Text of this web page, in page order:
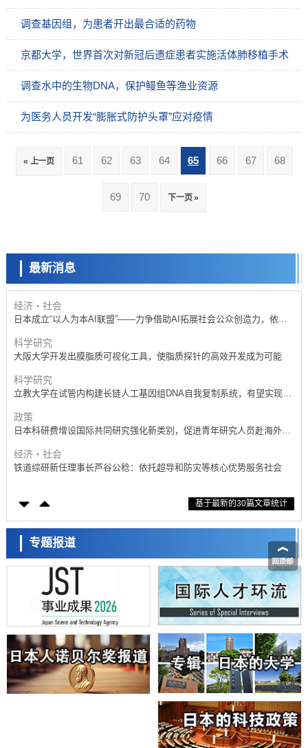
调查基因组，为患者开出最合适的药物
京都大学，世界首次对新冠后遗症患者实施活体肺移植手术
调查水中的生物DNA，保护鳗鱼等渔业资源
为医务人员开发“膨胀式防护头罩”应对疫情
« 上一页 61 62 63 64 65 66 67 68
69 70 下一页 »
最新消息
科学研究
开发出300亿年仅误差1秒的光晶格钟，构建网络将其打造为下一代社会
基础设施
经济・社会
日本成立“以人为本AI联盟”——力争借助AI拓展社会公众创造力，依托
科学研究
大阪大学开发出膜脂质可视化工具，使脂质探针的高效开发成为可能
科学研究
立教大学在试管内构建长链人工基因组DNA自我复制系统，有望实现携
政策
日本科研费增设国际共同研究强化新类别，促进青年研究人员赴海外开
经济・社会
铁道综研新任理事长芦谷公稔：依托超导和防灾等核心优势服务社会
东京大学通过叶绿体基因组编辑技术强化碳固定酶，成功提高光合作用
科学研究
藤田医科大学等成功鉴定出非结核分枝杆菌生存的必需基因，首次揭示
该基因的必要性因菌株而异
经济・社会
【AI法下篇】如何应对AI的不可控性——中央大学平野晋教授专访
科学研究
日本学术会议：为保持土壤健康应采取哪些措施？探讨土壤保护与强化
的具体对策
科学研究
大阪大学开发基于水氢键网络的温度预测新方法，AI从分子排列信息中
高精度解读
经济・社会
【AI法上篇】如何对“将人生交给AI”保持危机感——中央大学平野晋教
庆应义塾大学阐明脑内“游击手”小胶质细胞包裹保护受损神经细胞的机
制，有望用于开发阿尔茨海默病等疾病疗法
基于最新的30篇文章统计
专题报道